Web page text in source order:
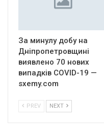
За минулу добу на
Дніпропетровщині
виявлено 70 нових
випадків COVID-19 —
sxemy.com
PREV NEXT